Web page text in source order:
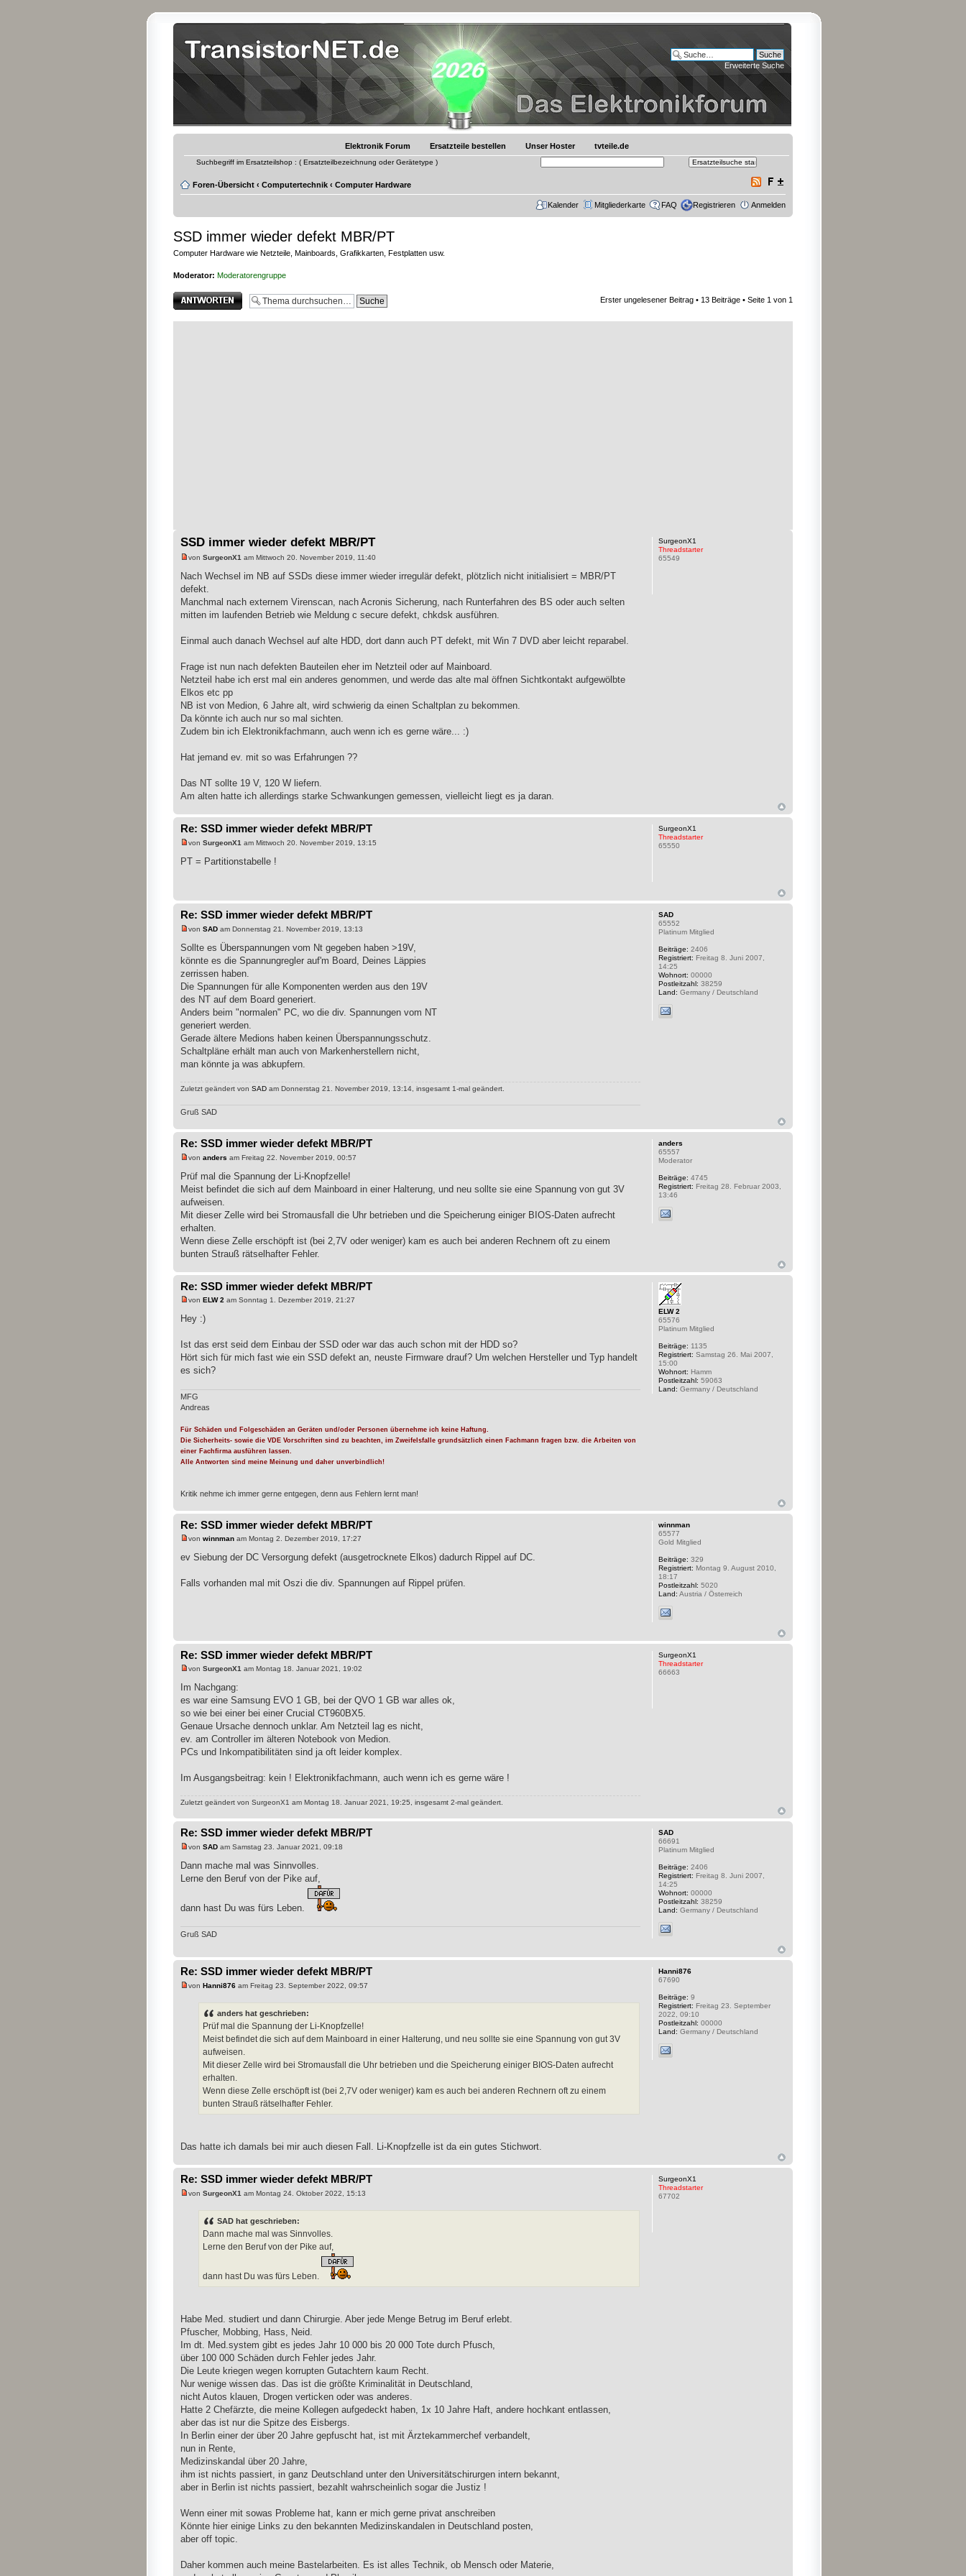
Erweiterte Suche
Elektronik Forum Ersatzteile bestellen Unser Hoster tvteile.de
Suchbegriff im Ersatzteilshop : ( Ersatzteilbezeichnung oder Gerätetype )
Foren-Übersicht ‹ Computertechnik ‹ Computer Hardware
Kalender Mitgliederkarte FAQ Registrieren Anmelden
SSD immer wieder defekt MBR/PT
Computer Hardware wie Netzteile, Mainboards, Grafikkarten, Festplatten usw.
Moderator: Moderatorengruppe
Antwort erstellen Erster ungelesener Beitrag • 13 Beiträge • Seite 1 von 1
SSD immer wieder defekt MBR/PT
von SurgeonX1 am Mittwoch 20. November 2019, 11:40
Nach Wechsel im NB auf SSDs diese immer wieder irregulär defekt, plötzlich nicht initialisiert = MBR/PT
defekt.
Manchmal nach externem Virenscan, nach Acronis Sicherung, nach Runterfahren des BS oder auch selten
mitten im laufenden Betrieb wie Meldung c secure defekt, chkdsk ausführen.
Einmal auch danach Wechsel auf alte HDD, dort dann auch PT defekt, mit Win 7 DVD aber leicht reparabel.
Frage ist nun nach defekten Bauteilen eher im Netzteil oder auf Mainboard.
Netzteil habe ich erst mal ein anderes genommen, und werde das alte mal öffnen Sichtkontakt aufgewölbte
Elkos etc pp
NB ist von Medion, 6 Jahre alt, wird schwierig da einen Schaltplan zu bekommen.
Da könnte ich auch nur so mal sichten.
Zudem bin ich Elektronikfachmann, auch wenn ich es gerne wäre... :)
Hat jemand ev. mit so was Erfahrungen ??
Das NT sollte 19 V, 120 W liefern.
Am alten hatte ich allerdings starke Schwankungen gemessen, vielleicht liegt es ja daran.
SurgeonX1
Threadstarter
65549
Re: SSD immer wieder defekt MBR/PT
von SurgeonX1 am Mittwoch 20. November 2019, 13:15
PT = Partitionstabelle !
SurgeonX1
Threadstarter
65550
Re: SSD immer wieder defekt MBR/PT
von SAD am Donnerstag 21. November 2019, 13:13
Sollte es Überspannungen vom Nt gegeben haben >19V,
könnte es die Spannungregler auf'm Board, Deines Läppies
zerrissen haben.
Die Spannungen für alle Komponenten werden aus den 19V
des NT auf dem Board generiert.
Anders beim "normalen" PC, wo die div. Spannungen vom NT
generiert werden.
Gerade ältere Medions haben keinen Überspannungsschutz.
Schaltpläne erhält man auch von Markenherstellern nicht,
man könnte ja was abkupfern.
Zuletzt geändert von SAD am Donnerstag 21. November 2019, 13:14, insgesamt 1-mal geändert.
Gruß SAD
SAD
65552
Platinum Mitglied
Beiträge: 2406
Registriert: Freitag 8. Juni 2007,
14:25
Wohnort: 00000
Postleitzahl: 38259
Land: Germany / Deutschland
Re: SSD immer wieder defekt MBR/PT
von anders am Freitag 22. November 2019, 00:57
Prüf mal die Spannung der Li-Knopfzelle!
Meist befindet die sich auf dem Mainboard in einer Halterung, und neu sollte sie eine Spannung von gut 3V
aufweisen.
Mit dieser Zelle wird bei Stromausfall die Uhr betrieben und die Speicherung einiger BIOS-Daten aufrecht
erhalten.
Wenn diese Zelle erschöpft ist (bei 2,7V oder weniger) kam es auch bei anderen Rechnern oft zu einem
bunten Strauß rätselhafter Fehler.
anders
65557
Moderator
Beiträge: 4745
Registriert: Freitag 28. Februar 2003,
13:46
Re: SSD immer wieder defekt MBR/PT
von ELW 2 am Sonntag 1. Dezember 2019, 21:27
Hey :)
Ist das erst seid dem Einbau der SSD oder war das auch schon mit der HDD so?
Hört sich für mich fast wie ein SSD defekt an, neuste Firmware drauf? Um welchen Hersteller und Typ handelt
es sich?
MFG
Andreas
Für Schäden und Folgeschäden an Geräten und/oder Personen übernehme ich keine Haftung.
Die Sicherheits- sowie die VDE Vorschriften sind zu beachten, im Zweifelsfalle grundsätzlich einen Fachmann fragen bzw. die Arbeiten von
einer Fachfirma ausführen lassen.
Alle Antworten sind meine Meinung und daher unverbindlich!
Kritik nehme ich immer gerne entgegen, denn aus Fehlern lernt man!
ELW 2
65576
Platinum Mitglied
Beiträge: 1135
Registriert: Samstag 26. Mai 2007,
15:00
Wohnort: Hamm
Postleitzahl: 59063
Land: Germany / Deutschland
Re: SSD immer wieder defekt MBR/PT
von winnman am Montag 2. Dezember 2019, 17:27
ev Siebung der DC Versorgung defekt (ausgetrocknete Elkos) dadurch Rippel auf DC.
Falls vorhanden mal mit Oszi die div. Spannungen auf Rippel prüfen.
winnman
65577
Gold Mitglied
Beiträge: 329
Registriert: Montag 9. August 2010,
18:17
Postleitzahl: 5020
Land: Austria / Österreich
Re: SSD immer wieder defekt MBR/PT
von SurgeonX1 am Montag 18. Januar 2021, 19:02
Im Nachgang:
es war eine Samsung EVO 1 GB, bei der QVO 1 GB war alles ok,
so wie bei einer bei einer Crucial CT960BX5.
Genaue Ursache dennoch unklar. Am Netzteil lag es nicht,
ev. am Controller im älteren Notebook von Medion.
PCs und Inkompatibilitäten sind ja oft leider komplex.
Im Ausgangsbeitrag: kein ! Elektronikfachmann, auch wenn ich es gerne wäre !
Zuletzt geändert von SurgeonX1 am Montag 18. Januar 2021, 19:25, insgesamt 2-mal geändert.
SurgeonX1
Threadstarter
66663
Re: SSD immer wieder defekt MBR/PT
von SAD am Samstag 23. Januar 2021, 09:18
Dann mache mal was Sinnvolles.
Lerne den Beruf von der Pike auf,
dann hast Du was fürs Leben.
Gruß SAD
SAD
66691
Platinum Mitglied
Beiträge: 2406
Registriert: Freitag 8. Juni 2007,
14:25
Wohnort: 00000
Postleitzahl: 38259
Land: Germany / Deutschland
Re: SSD immer wieder defekt MBR/PT
von Hanni876 am Freitag 23. September 2022, 09:57
anders hat geschrieben:
Prüf mal die Spannung der Li-Knopfzelle!
Meist befindet die sich auf dem Mainboard in einer Halterung, und neu sollte sie eine Spannung von gut 3V
aufweisen.
Mit dieser Zelle wird bei Stromausfall die Uhr betrieben und die Speicherung einiger BIOS-Daten aufrecht
erhalten.
Wenn diese Zelle erschöpft ist (bei 2,7V oder weniger) kam es auch bei anderen Rechnern oft zu einem
bunten Strauß rätselhafter Fehler.
Das hatte ich damals bei mir auch diesen Fall. Li-Knopfzelle ist da ein gutes Stichwort.
Hanni876
67690
Beiträge: 9
Registriert: Freitag 23. September
2022, 09:10
Postleitzahl: 00000
Land: Germany / Deutschland
Re: SSD immer wieder defekt MBR/PT
von SurgeonX1 am Montag 24. Oktober 2022, 15:13
SAD hat geschrieben:
Dann mache mal was Sinnvolles.
Lerne den Beruf von der Pike auf,
dann hast Du was fürs Leben.
Habe Med. studiert und dann Chirurgie. Aber jede Menge Betrug im Beruf erlebt.
Pfuscher, Mobbing, Hass, Neid.
Im dt. Med.system gibt es jedes Jahr 10 000 bis 20 000 Tote durch Pfusch,
über 100 000 Schäden durch Fehler jedes Jahr.
Die Leute kriegen wegen korrupten Gutachtern kaum Recht.
Nur wenige wissen das. Das ist die größte Kriminalität in Deutschland,
nicht Autos klauen, Drogen verticken oder was anderes.
Hatte 2 Chefärzte, die meine Kollegen aufgedeckt haben, 1x 10 Jahre Haft, andere hochkant entlassen,
aber das ist nur die Spitze des Eisbergs.
In Berlin einer der über 20 Jahre gepfuscht hat, ist mit Ärztekammerchef verbandelt,
nun in Rente,
Medizinskandal über 20 Jahre,
ihm ist nichts passiert, in ganz Deutschland unter den Universitätschirurgen intern bekannt,
aber in Berlin ist nichts passiert, bezahlt wahrscheinlich sogar die Justiz !
Wenn einer mit sowas Probleme hat, kann er mich gerne privat anschreiben
Könnte hier einige Links zu den bekannten Medizinskandalen in Deutschland posten,
aber off topic.
Daher kommen auch meine Bastelarbeiten. Es ist alles Technik, ob Mensch oder Materie,
SurgeonX1
Threadstarter
67702